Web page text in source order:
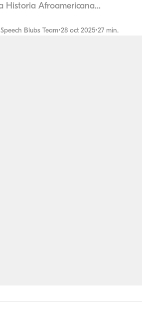
Historia Afroamericana...
Speech Blubs Team•28 oct 2025•27 min.